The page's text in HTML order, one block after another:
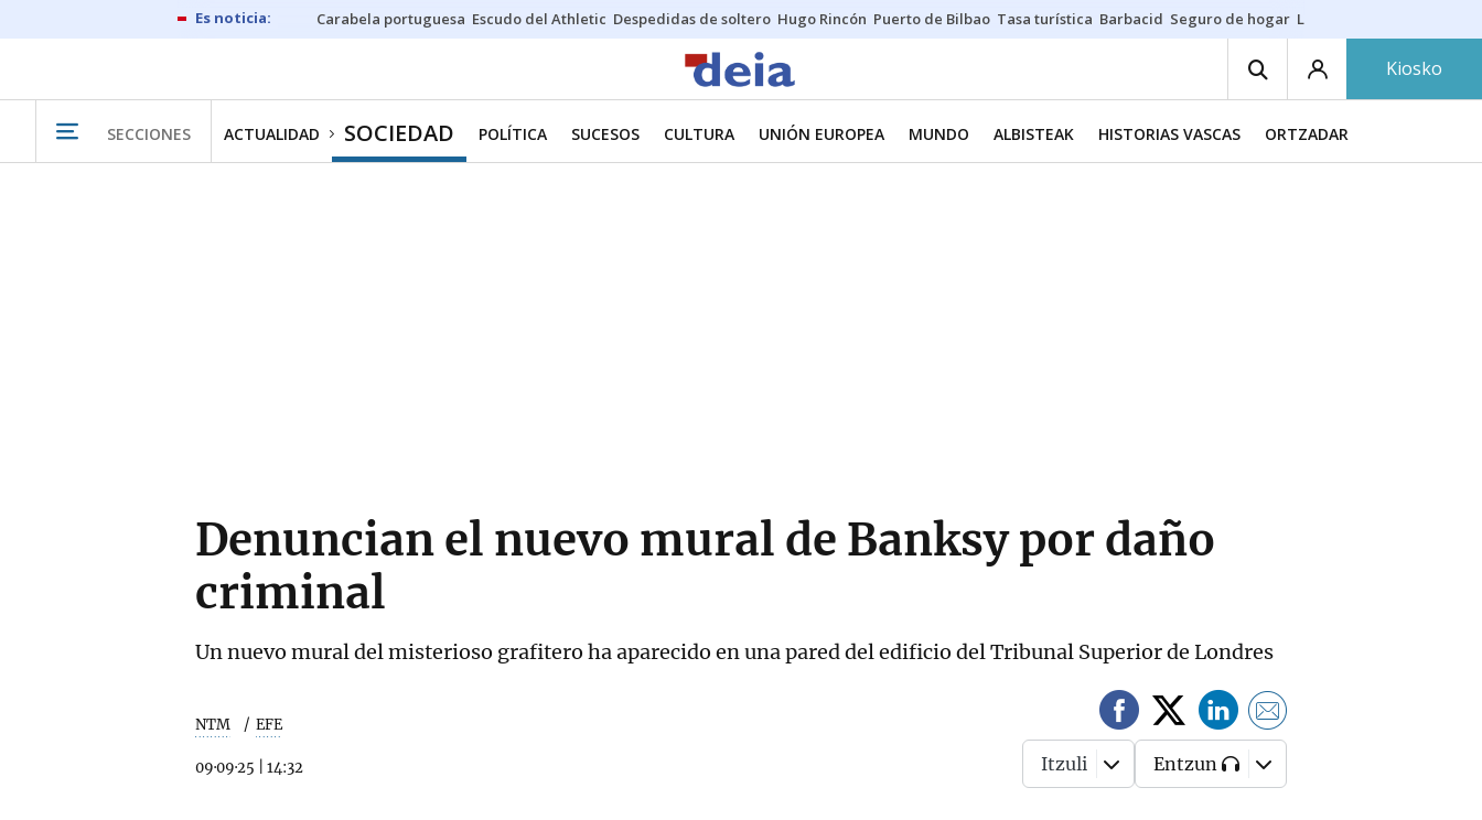
Carabela portuguesa Escudo del Athletic Despedidas de soltero Hugo Rincón Puerto de Bilbao Tasa turística Barbacid Seguro de hogar Lío Athletic-Osasuna
Kiosko
SECCIONES ACTUALIDAD SOCIEDAD POLÍTICA SUCESOS CULTURA UNIÓN EUROPEA MUNDO ALBISTEAK HISTORIAS VASCAS ORTZADAR
Denuncian el nuevo mural de Banksy por daño
criminal
Un nuevo mural del misterioso grafitero ha aparecido en una pared del edificio del Tribunal Superior de Londres
NTM EFE
09·09·25 14:32 Itzuli Entzun